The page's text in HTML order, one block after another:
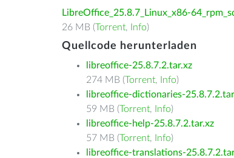
LibreOffice_25.8.7_Linux_x86-
26 MB (Torrent, Info)
Quellcode herunterladen
libreoffice-25.8.7.2.tar.xz
274 MB (Torrent, Info)
libreoffice-dictionaries-
59 MB (Torrent, Info)
libreoffice-help-25.8.7.2.tar.xz
57 MB (Torrent, Info)
libreoffice-translations-